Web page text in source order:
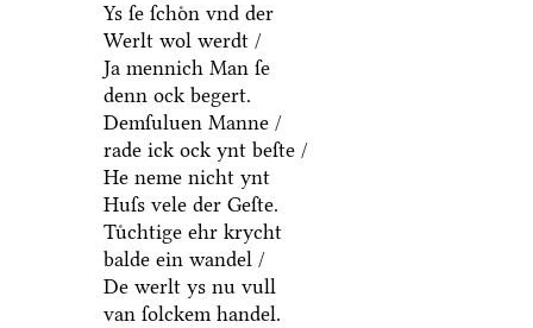
Ys ſe ſchoͤn vnd der
Werlt wol werdt /
Ja mennich Man ſe
denn ock begert.
Demſuluen Manne /
rade ick ock ynt beſte /
He neme nicht ynt
Huſs vele der Geſte.
Tuͤchtige ehr krycht
balde ein wandel /
De werlt ys nu vull
van ſolckem handel.